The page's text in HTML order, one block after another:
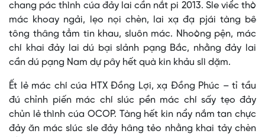
chang pác thình cúa đảy lai cần nắt pi 2013. Sle viểc thò
mác khoay ngải, lẹo nọi chèn, lai xạ đạ pjái tàng bê
tông thâng tẳm tin khau, sluôn mác. Nhoòng pện, mác
chí khai đảy lai dú bại slảnh pạng Bắc, nhằng đảy lai
cần dú pạng Nam dự pây hết quà kin khảu slì dặm.
Ết lẻ mác chí cúa HTX Đồng Lợi, xạ Đồng Phúc – tỉ tầu
đú chỉnh piến mác chí slúc pền mác chí sấy tẹo đảy
chủn lẻ thình cúa OCOP. Tàng hết kin nẩy nắm tan chực
đảy ăn mác slúc sle đảy hâng tẻo nhằng khai tảy chèn